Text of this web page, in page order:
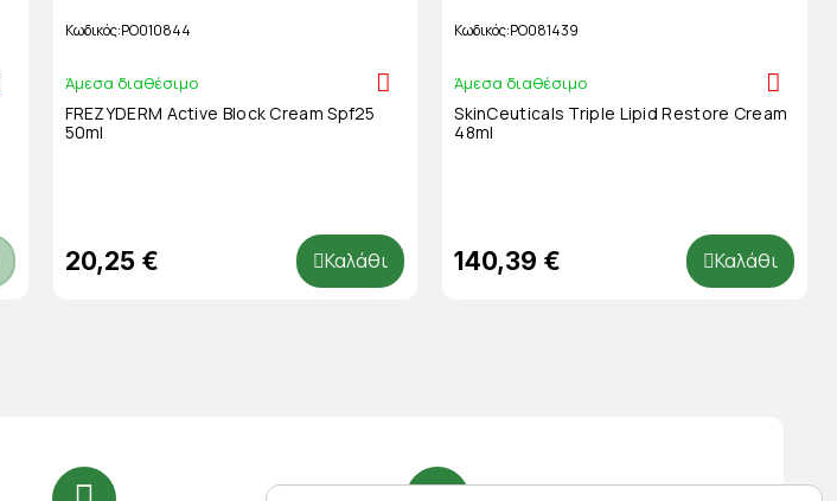
Κωδικός PO010844
Άμεσα διαθέσιμο
FREZYDERM Active Block Cream Spf25
50ml
20,25 € Καλάθι
Κωδικός PO081439
Άμεσα διαθέσιμο
SkinCeuticals Triple Lipid Restore Cream
48ml
140,39 € Καλάθι